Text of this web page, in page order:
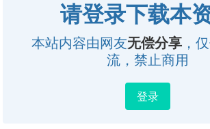
请登录下载本
本站内容由网友无偿分享 ，
流，禁止商用
登录